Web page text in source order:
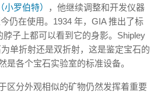
小罗伯特）
，他继续调整和开发仪器
仍在使用。1934 年，GIA 推出了标
子上都可以看到它的身影。Shipley
单折射还是双折射，这是鉴定宝石的
各个宝石实验室的标准设备。
区分外观相似的矿物仍然发挥着重要